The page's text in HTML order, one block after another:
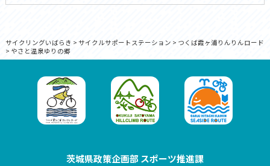
サイクリングいばらき > サイクルサポートステーション > つくば霞ヶ浦りんりんロード
> やさと温泉ゆりの郷
茨城県政策企画部 スポーツ推進課